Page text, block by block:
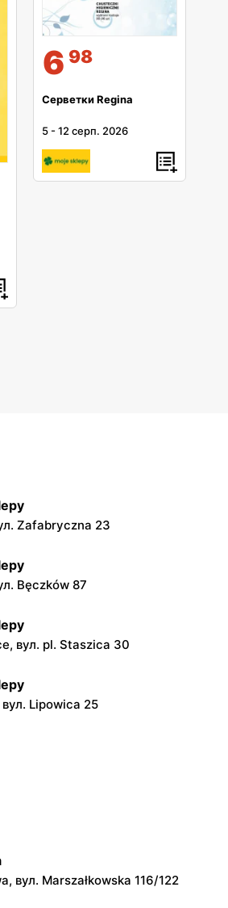
6 98
Серветки Regina
5 -12 серп. 2026
Zafabryczna 23
Bęczków 87
вул. pl. Staszica 30
Lipowica 25
Franciszka Żwirki 61
вул. Marszałkowska 116/122